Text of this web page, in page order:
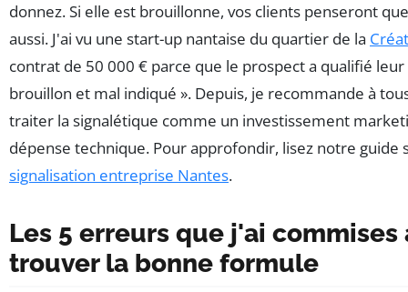
donnez. Si elle est brouillonne, vos clients penseront
aussi. J'ai vu une start-up nantaise du quartier de la
contrat de 50 000 € parce que le prospect a qualifié leur
brouillon et mal indiqué ». Depuis, je recommande à
traiter la signalétique comme un investissement
dépense technique. Pour approfondir, lisez notre guide
signalisation entreprise Nantes.
Les 5 erreurs que j'ai commises
trouver la bonne formule